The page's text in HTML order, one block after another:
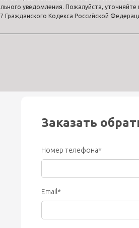
уведомления. Пожалуйста,
Кодекса Российской
Заказать
Номер телефона*
Email*